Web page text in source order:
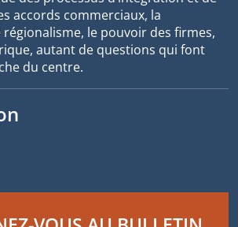
accords commerciaux, la
le pouvoir des firmes,
autant de questions qui font
du centre.